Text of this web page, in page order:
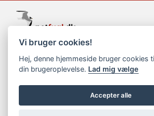
support@netfugl.dk
copyright © 2002-2023
Vi bruger cookies!
Hej, denne hjemmeside bruger cookies
din brugeroplevelse. Lad mig vælge
Accepter alle